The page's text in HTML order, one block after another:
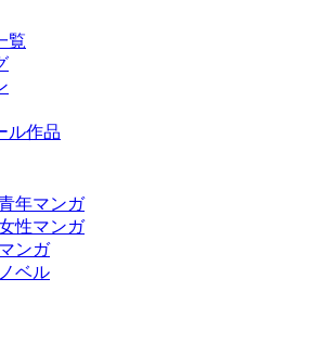
覧
ル作品
年マンガ
性マンガ
ンガ
ベル